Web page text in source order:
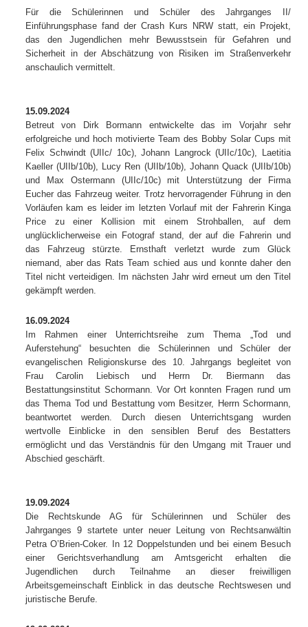
Für die Schülerinnen und Schüler des Jahrganges II/
Einführungsphase fand der Crash Kurs NRW statt, ein Projekt,
das den Jugendlichen mehr Bewusstsein für Gefahren und
Sicherheit in der Abschätzung von Risiken im Straßenverkehr
anschaulich vermittelt.
15.09.2024
Betreut von Dirk Bormann entwickelte das im Vorjahr sehr
erfolgreiche und hoch motivierte Team des Bobby Solar Cups mit
Felix Schwindt (UIIc/ 10c), Johann Langrock (UIIc/10c), Laetitia
Kaeller (UIIb/10b), Lucy Ren (UIIb/10b), Johann Quack (UIIb/10b)
und Max Ostermann (UIIc/10c) mit Unterstützung der Firma
Eucher das Fahrzeug weiter. Trotz hervorragender Führung in den
Vorläufen kam es leider im letzten Vorlauf mit der Fahrerin Kinga
Price zu einer Kollision mit einem Strohballen, auf dem
unglücklicherweise ein Fotograf stand, der auf die Fahrerin und
das Fahrzeug stürzte. Ernsthaft verletzt wurde zum Glück
niemand, aber das Rats Team schied aus und konnte daher den
Titel nicht verteidigen. Im nächsten Jahr wird erneut um den Titel
gekämpft werden.
16.09.2024
Im Rahmen einer Unterrichtsreihe zum Thema „Tod und
Auferstehung“ besuchten die Schülerinnen und Schüler der
evangelischen Religionskurse des 10. Jahrgangs begleitet von
Frau Carolin Liebisch und Herrn Dr. Biermann das
Bestattungsinstitut Schormann. Vor Ort konnten Fragen rund um
das Thema Tod und Bestattung vom Besitzer, Herrn Schormann,
beantwortet werden. Durch diesen Unterrichtsgang wurden
wertvolle Einblicke in den sensiblen Beruf des Bestatters
ermöglicht und das Verständnis für den Umgang mit Trauer und
Abschied geschärft.
19.09.2024
Die Rechtskunde AG für Schülerinnen und Schüler des
Jahrganges 9 startete unter neuer Leitung von Rechtsanwältin
Petra O’Brien-Coker. In 12 Doppelstunden und bei einem Besuch
einer Gerichtsverhandlung am Amtsgericht erhalten die
Jugendlichen durch Teilnahme an dieser freiwilligen
Arbeitsgemeinschaft Einblick in das deutsche Rechtswesen und
juristische Berufe.